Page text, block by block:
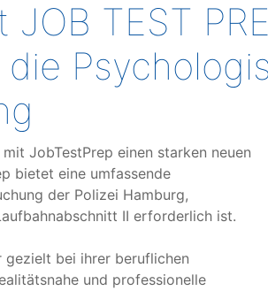
TEST
JobTestPrep einen starken neuen
bietet eine umfassende
der Polizei Hamburg,
II erforderlich ist.
bei ihrer beruflichen
und professionelle